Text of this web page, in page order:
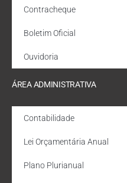
Contracheque
Boletim Oficial
Ouvidoria
ÁREA ADMINISTRATIVA
Contabilidade
Lei Orçamentária Anual
Plano Plurianual